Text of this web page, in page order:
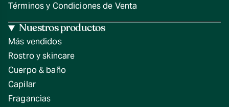
Términos y Condiciones de Venta
Nuestros productos
Más vendidos
Rostro y skincare
Cuerpo & baño
Capilar
Fragancias